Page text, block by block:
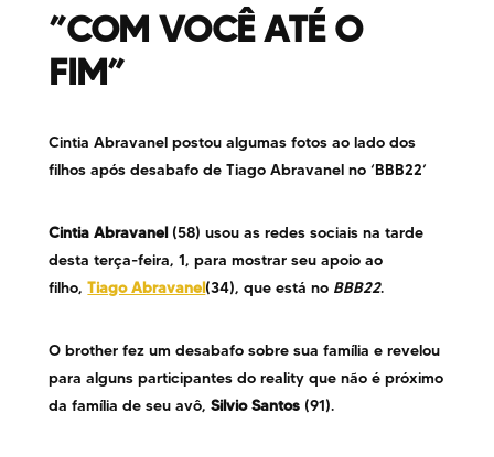
”COM VOCÊ ATÉ O
FIM”
Cintia Abravanel postou algumas fotos ao lado dos
filhos após desabafo de Tiago Abravanel no ‘BBB22’
Cintia Abravanel (58) usou as redes sociais na tarde
desta terça-feira, 1, para mostrar seu apoio ao
filho,Tiago Abravanel(34), que está no BBB22.
O brother fez um desabafo sobre sua família e revelou
para alguns participantes do reality que não é próximo
da família de seu avô,Silvio Santos (91).